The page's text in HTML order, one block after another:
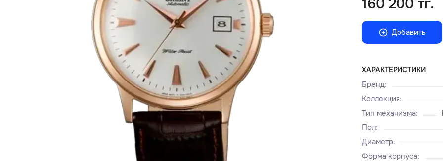
160 200 тг.
Добавить
ХАРАКТЕРИСТИКИ
Бренд:
Коллекция:
Тип механизма:
Пол:
Диаметр:
Форма корпуса: